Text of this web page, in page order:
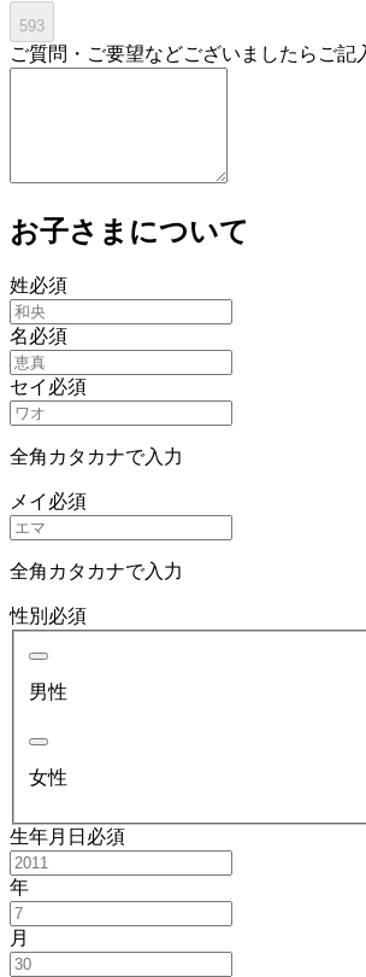
593
ご質問・ご要望などございましたらご記
お子さまについて
姓必須
名必須
セイ 必須
全角カタカナで入力
メイ 必須
全角カタカナで入力
性別 必須
男性
女性
生年月日 必須
年
月